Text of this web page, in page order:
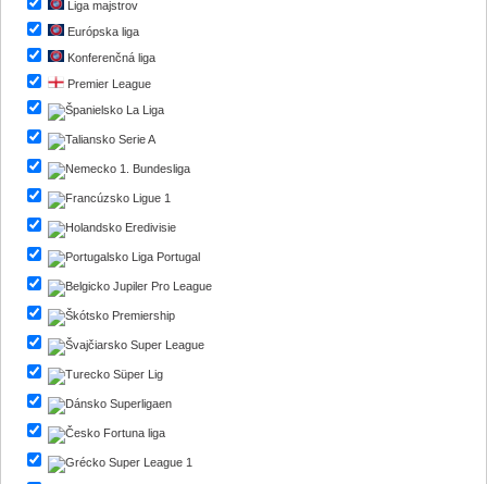
Liga majstrov
Európska liga
Konferenčná liga
Premier League
La Liga
Serie A
1. Bundesliga
Ligue 1
Eredivisie
Liga Portugal
Jupiler Pro League
Premiership
Super League
Süper Lig
Superligaen
Fortuna liga
Super League 1